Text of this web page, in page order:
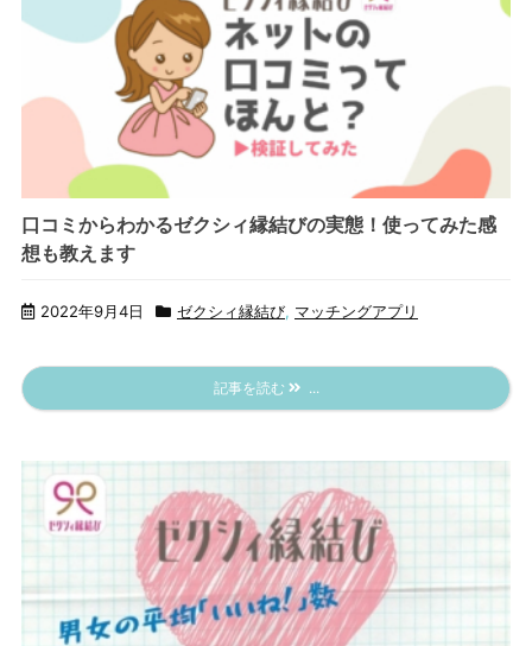
口コミからわかるゼクシィ縁結びの実態！使ってみた感
想も教えます
2022年9月4日 ゼクシィ縁結び, マッチングアプリ
記事を読む ...